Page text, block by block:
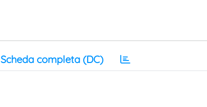
Scheda completa (DC)